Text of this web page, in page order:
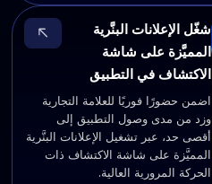
شغّل الإعلانات البنَّرية
المميَّزة على شاشة
الاكتشاف في التطبيق
اضمن حضورًا فوريًا للعلامة التجارية
وزد من مدى وصول التطبيق إلى
أقصى حد، عبر تشغيل الإعلانات البنَّرية
المميَّزة على شاشة الاكتشاف ذات
الحركة المرورية العالية.